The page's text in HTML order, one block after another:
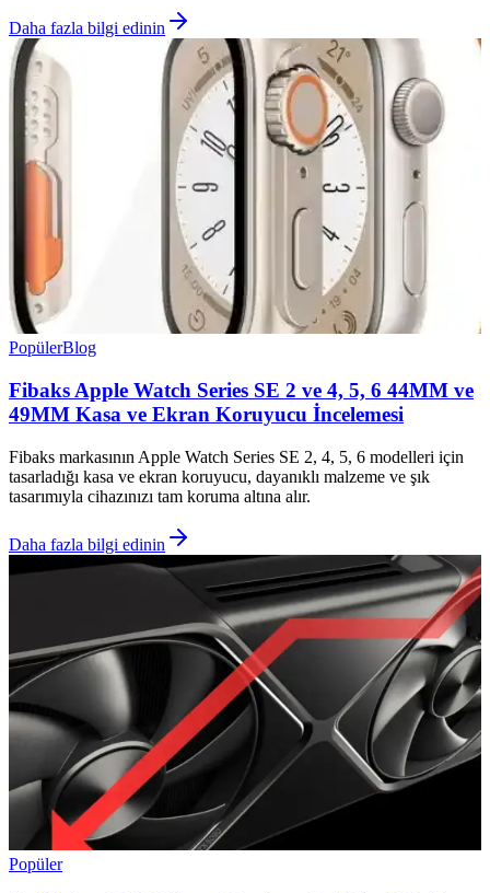
Daha fazla bilgi edinin
PopülerBlog
Fibaks Apple Watch Series SE 2 ve 4, 5, 6 44MM ve
49MM Kasa ve Ekran Koruyucu İncelemesi
Fibaks markasının Apple Watch Series SE 2, 4, 5, 6 modelleri için
tasarladığı kasa ve ekran koruyucu, dayanıklı malzeme ve şık
tasarımıyla cihazınızı tam koruma altına alır.
Daha fazla bilgi edinin
Popüler